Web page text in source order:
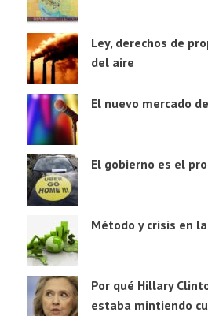
Ley, derechos de
del aire
El nuevo mercado
El gobierno es el
Método y crisis en
Por qué Hillary
estaba mintiendo